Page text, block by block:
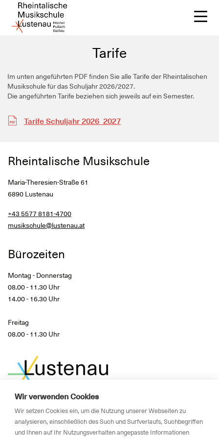
Tarife
Im unten angeführten PDF finden Sie alle Tarife der Rheintalischen
Musikschule für das Schuljahr 2026/2027.
Die angeführten Tarife beziehen sich jeweils auf ein Semester.
Tarife Schuljahr 2026_2027
Rheintalische Musikschule
Maria-Theresien-Straße 61
6890 Lustenau
+43 5577 8181-4700
musikschule@lustenau.at
Bürozeiten
Montag - Donnerstag
08.00 - 11.30 Uhr
14.00 - 16.30 Uhr
Freitag
08.00 - 11.30 Uhr
Impressum
Newsletter
Wir verwenden Cookies
Wir setzen Cookies ein, um die Nutzung unserer Webseiten zu
analysieren, einschließlich des Such und Surfverlaufs, Suchbegriffen
und Ihnen auf Ihr Nutzungsverhalten angepasste Informationen